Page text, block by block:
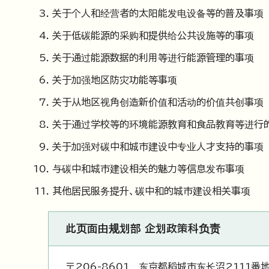
关于个人和经营者的太阳能发电设备等的普及事项
关于低碳能源的采购和提供给公共设施等的事项
关于通过能源数据的利用等进行能源管理的事项
关于加强地区防灾功能等事项
关于从地区视角创造新价值和活动的价值共创事项
关于通过学校等的环境能源教育和食品教育等进行
关于加强对碳中和城市建设中专业人才支持的事项
与碳中和城市建设相关的魅力等信息发布事项
其他居民服务提升、碳中和的城市建设相关事项
此页面由规划部 企划政策科负责
〒206-8601 东京都稻城市东长沼2111番